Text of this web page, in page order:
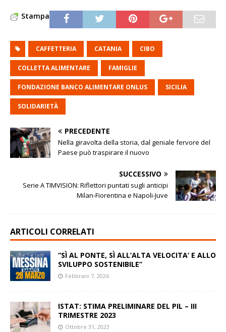
Stampa
CAFFETTERIA CATANIA CIBO
COLLETTA ALIMENTARE FAMIGLIE
FONDAZIONE BANCO ALIMENTARE ONLUS SICILIA
SOLIDARIETÀ
PRECEDENTE
Nella giravolta della storia, dal geniale fervore del
Paese può traspirare il nuovo
SUCCESSIVO
Serie A TIMVISION: Riflettori puntati sugli anticipi
Milan-Fiorentina e Napoli-Juve
ARTICOLI CORRELATI
“SÌ AL PONTE, SÌ ALL’ALTA VELOCITA’ E ALLO
SVILUPPO SOSTENIBILE”
Febbraio 7, 2026
ISTAT: STIMA PRELIMINARE DEL PIL – III
TRIMESTRE 2023
Ottobre 31, 2023